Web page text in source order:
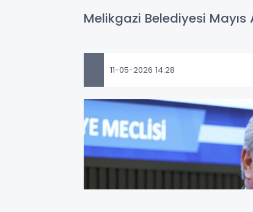
Melikgazi Belediyesi Mayıs
11-05-2026 14:28